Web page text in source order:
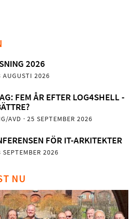
2026
AUGUSTI 2026
FEM ÅR EFTER LOG4SHELL -
AVD · 25 SEPTEMBER 2026
FÖR IT-ARKITEKTER
SEPTEMBER 2026
NU